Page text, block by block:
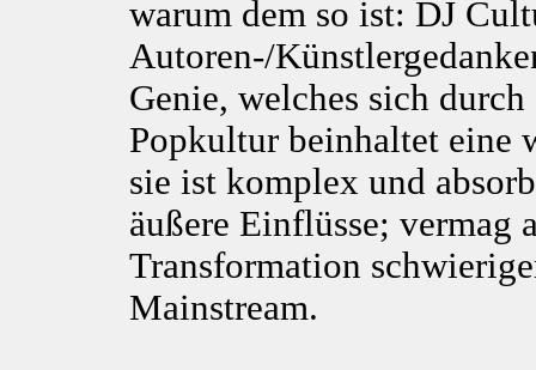
warum dem so ist: DJ
Autoren-/
Genie, welches sich
Popkultur beinhaltet eine
sie ist komplex und
äußere Einflüsse; vermag
Transformation
Mainstream.